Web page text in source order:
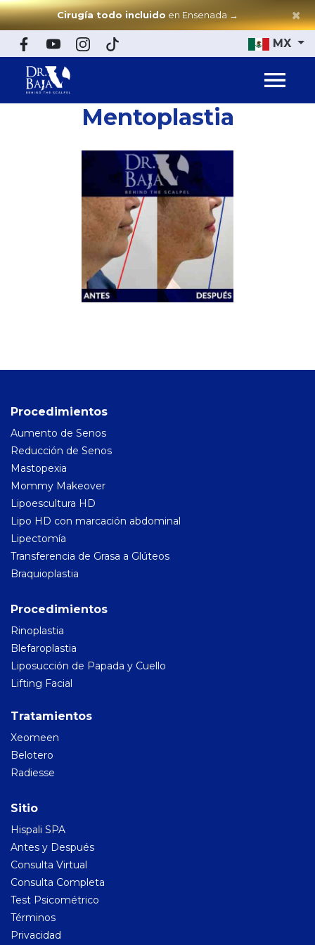
Cirugía para Hombres
Hispali SPA
Cirugía todo incluido en Ensenada → ×
MX
Mentoplastia
Procedimientos
Aumento de Senos
Reducción de Senos
Mastopexia
Mommy Makeover
Lipoescultura HD
Lipo HD con marcación abdominal
Lipectomía
Transferencia de Grasa a Glúteos
Braquioplastia
Procedimientos
Rinoplastia
Blefaroplastia
Liposucción de Papada y Cuello
Lifting Facial
Tratamientos
Xeomeen
Belotero
Radiesse
Sitio
Hispali SPA
Antes y Después
Consulta Virtual
Consulta Completa
Test Psicométrico
Términos
Privacidad